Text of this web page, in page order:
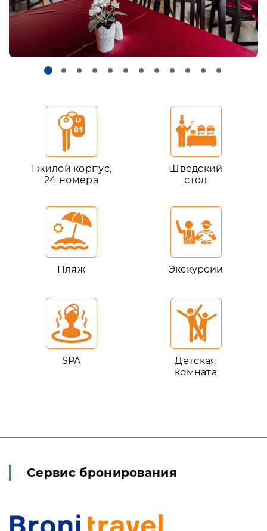
1 жилой корпус,
24 номера
Шведский
стол
Пляж Экскурсии
SPA
Детская
комната
Сервис бронирования